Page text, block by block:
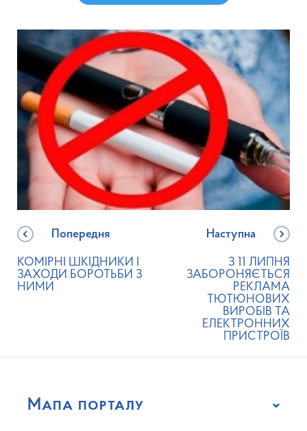
Попередня
КОМІРНІ ШКІДНИКИ І
ЗАХОДИ БОРОТЬБИ З
НИМИ
Наступна
З 11 ЛИПНЯ
ЗАБОРОНЯЄТЬСЯ
РЕКЛАМА
ТЮТЮНОВИХ
ВИРОБІВ ТА
ЕЛЕКТРОННИХ
ПРИСТРОЇВ
Мапа порталу